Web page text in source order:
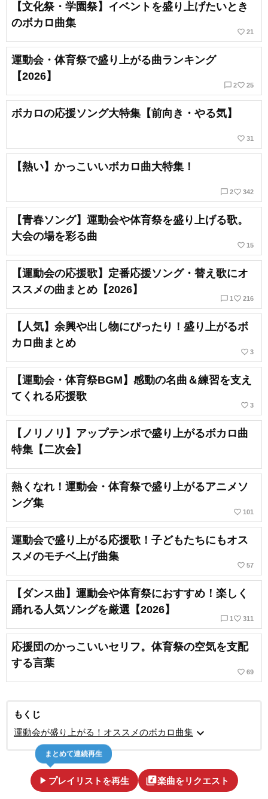
【文化祭・学園祭】イベントを盛り上げたいとき
のボカロ曲集
favorite_border 21
運動会・体育祭で盛り上がる曲ランキング
【2026】
chat_bubble_outline 2favorite_border 25
ボカロの応援ソング大特集【前向き・やる気】
favorite_border 31
【熱い】かっこいいボカロ曲大特集！
chat_bubble_outline 2favorite_border 342
【青春ソング】運動会や体育祭を盛り上げる歌。
大会の場を彩る曲
favorite_border 15
【運動会の応援歌】定番応援ソング・替え歌にオ
ススメの曲まとめ【2026】
chat_bubble_outline 1 favorite_border 216
【人気】余興や出し物にぴったり！盛り上がるボ
カロ曲まとめ
favorite_border 3
【運動会・体育祭BGM】感動の名曲＆練習を支え
てくれる応援歌
favorite_border 3
【ノリノリ】アップテンポで盛り上がるボカロ曲
特集【二次会】
熱くなれ！運動会・体育祭で盛り上がるアニメソ
ング集
favorite_border 101
運動会で盛り上がる応援歌！子どもたちにもオス
スメのモチベ上げ曲集
favorite_border 57
【ダンス曲】運動会や体育祭におすすめ！楽しく
踊れる人気ソングを厳選【2026】
chat_bubble_outline 1 favorite_border 311
応援団のかっこいいセリフ。体育祭の空気を支配
する言葉
favorite_border 69
もくじ
運動会が盛り上がる！オススメのボカロ曲集 expand_more
play_arrow プレイリストを再生
まとめて連続再生
library_music楽曲をリクエスト